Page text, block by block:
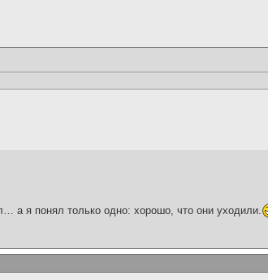
а я понял только одно: хорошо, что они уходили.